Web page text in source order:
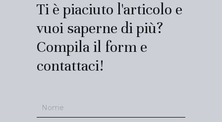
Ti è piaciuto l'articolo e
vuoi saperne di più?
Compila il form e
contattaci!